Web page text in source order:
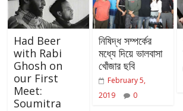
Had Beer
with Rabi
Ghosh on
our First
Meet:
Soumitra
নিষিদ্ধ সম্পর্কের
মধ্যে দিয়ে ভালবাসা
খোঁজার ছবি
February 5,
2019
0